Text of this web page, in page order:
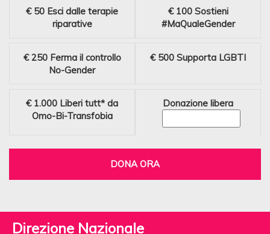
€ 50 Esci dalle terapie
riparative
€ 100 Sostieni
#MaQualeGender
€ 250 Ferma il controllo
No-Gender
€ 500 Supporta LGBTI
€ 1.000 Liberi tutt* da
Omo-Bi-Transfobia
Donazione libera
DONA ORA
Direzione Nazionale